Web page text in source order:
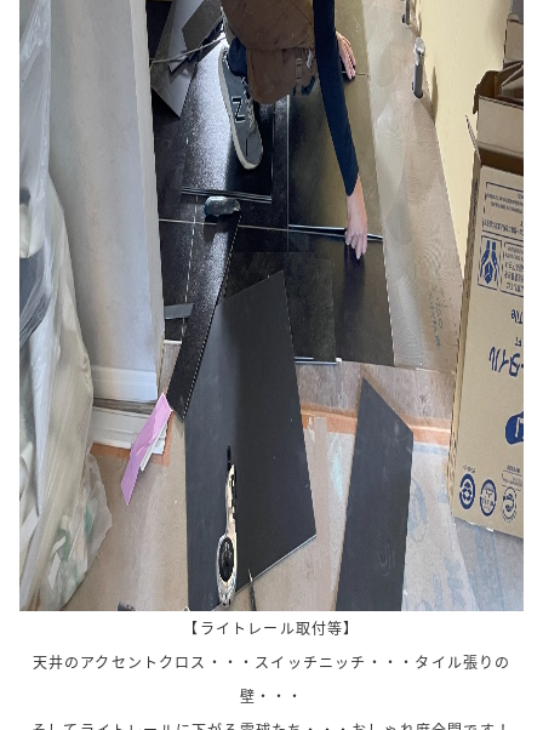
【ライトレール取付等】
天井のアクセントクロス・・・スイッチニッチ・・・タイル張りの
壁・・・